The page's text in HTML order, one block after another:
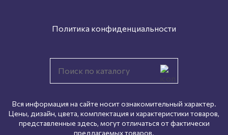
Политика конфиденциальности
Вся информация на сайте носит ознакомительный характер.
Цены, дизайн, цвета, комплектация и характеристики товаров,
представленные здесь, могут отличаться от фактически
предлагаемых товаров.